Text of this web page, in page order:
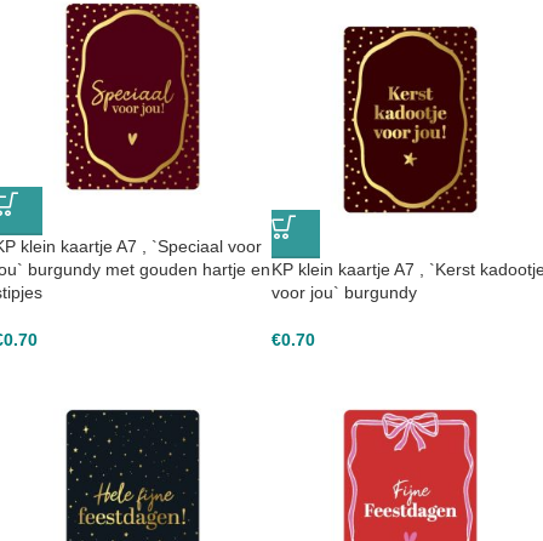
klein kaartje A7 , `Speciaal voor
burgundy met gouden hartje en
0.70
KP klein kaartje A7 , `Kerst
voor jou` burgundy
€0.70